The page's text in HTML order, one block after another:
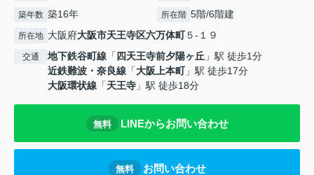
築年数 築16年 所在階 5階/6階建
所在地 大阪府大阪市天王寺区六万体町５-１９
交通 地下鉄谷町線 「 四天王寺前夕陽ヶ丘 」駅 徒歩1分
近鉄難波・奈良線 「大阪上本町」駅 徒歩17分
大阪環状線 「天王寺 」駅 徒歩18分
無料 LINEからお問い合わせ
無料 お問い合わせ